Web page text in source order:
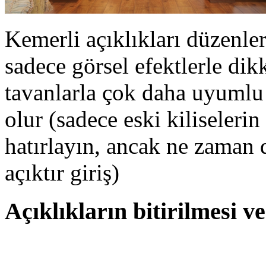
Kemerli açıklıkları
sadece görsel efektlerle
tavanlarla çok daha
olur (sadece eski kiliselerin
hatırlayın, ancak ne
açıktır giriş)
Açıklıkların bitirilmesi